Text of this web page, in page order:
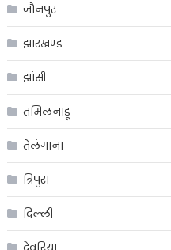
जौनपुर
झारखण्ड
झांसी
तमिलनाडू
तेलंगाना
त्रिपुरा
दिल्ली